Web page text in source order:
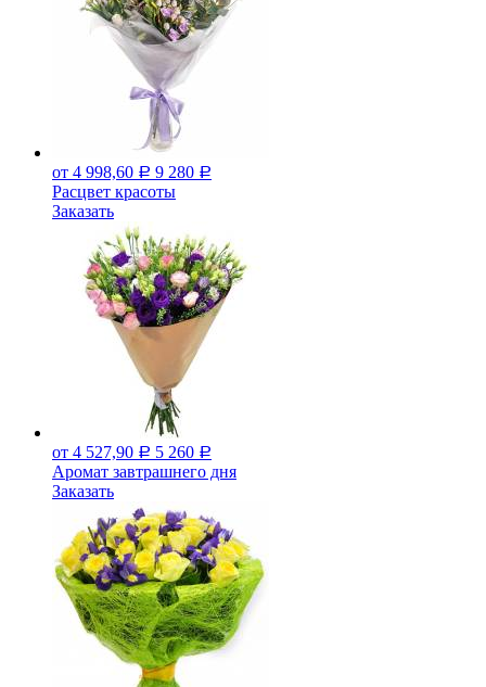
от 4 998,60 Р 9 280 Р
Расцвет красоты
Заказать
от 4 527,90 Р 5 260 Р
Аромат завтрашнего дня
Заказать